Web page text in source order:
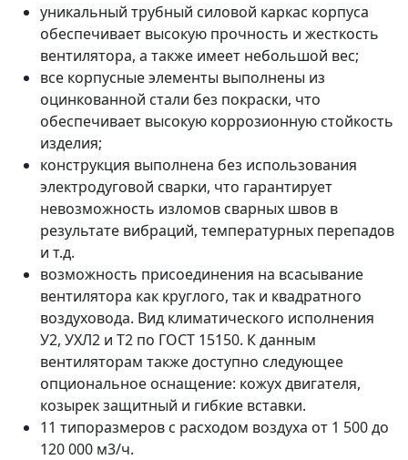
уникальный трубный силовой каркас корпуса
обеспечивает высокую прочность и жесткость
вентилятора, а также имеет небольшой вес;
все корпусные элементы выполнены из
оцинкованной стали без покраски, что
обеспечивает высокую коррозионную стойкость
изделия;
конструкция выполнена без использования
электродуговой сварки, что гарантирует
невозможность изломов сварных швов в
результате вибраций, температурных перепадов
и т.д.
возможность присоединения на всасывание
вентилятора как круглого, так и квадратного
воздуховода. Вид климатического исполнения
У2, УХЛ2 и Т2 по ГОСТ 15150. К данным
вентиляторам также доступно следующее
опциональное оснащение: кожух двигателя,
козырек защитный и гибкие вставки.
11 типоразмеров с расходом воздуха от 1 500 до
120 000 м3/ч.